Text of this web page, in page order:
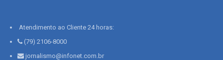
Atendimento ao Cliente 24 horas:
(79) 2106-8000
jornalismo@infonet.com.br